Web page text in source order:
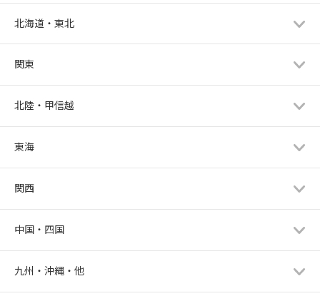
北海道・東北
関東
北陸・甲信越
東海
関西
中国・四国
九州・沖縄・他